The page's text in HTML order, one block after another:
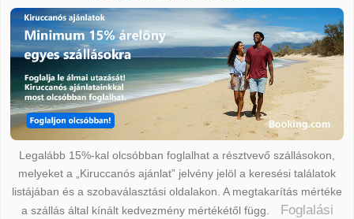
Legalább 15%-kal olcsóbban foglalhat a résztvevő szállásokon,
melyeket a „Kiruccanós ajánlat” jelvény jelöl a keresési találatok
listájában és a szobaválasztási oldalakon. A megtakarítás mértéke
a szállás által kínált kedvezmény mértékétől függ.
Foglalási